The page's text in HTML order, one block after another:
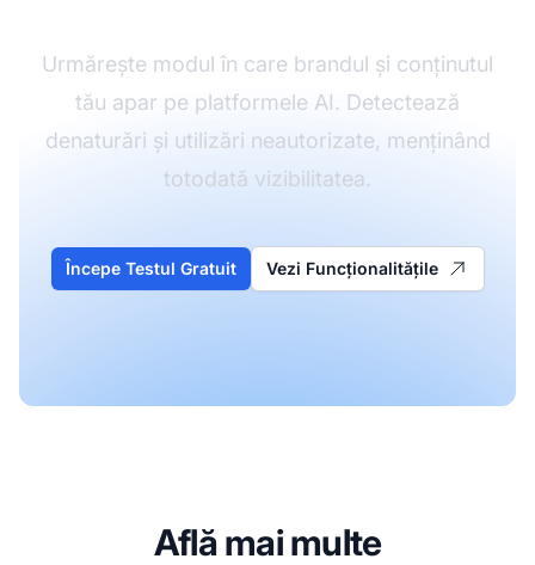
Urmărește modul în care brandul și conținutul
tău apar pe platformele AI. Detectează
denaturări și utilizări neautorizate, menținând
totodată vizibilitatea.
Începe Testul Gratuit Vezi Funcționalitățile
Află mai multe